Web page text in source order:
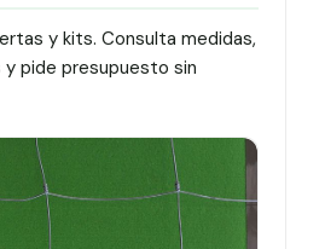
y kits. Consulta medidas,
pide presupuesto sin